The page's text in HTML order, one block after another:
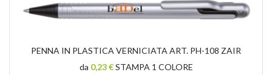
PENNA IN PLASTICA VERNICIATA ART. PH-108 ZAIR
da 0,23 €STAMPA 1 COLORE